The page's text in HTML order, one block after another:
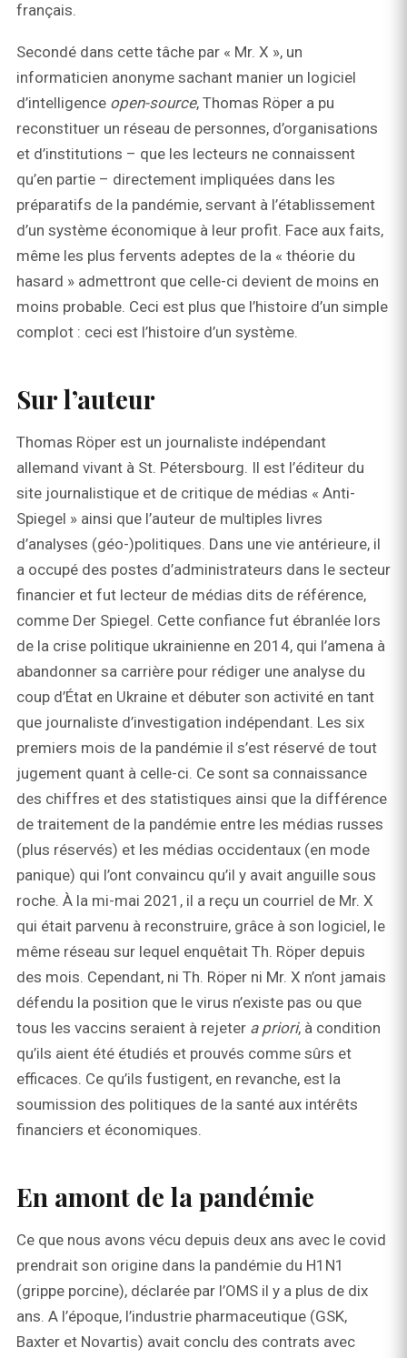
français.
Secondé dans cette tâche par « Mr. X », un
informaticien anonyme sachant manier un logiciel
d’intelligence open-source, Thomas Röper a pu
reconstituer un réseau de personnes, d’organisations
et d’institutions – que les lecteurs ne connaissent
qu’en partie – directement impliquées dans les
préparatifs de la pandémie, servant à l’établissement
d’un système économique à leur profit. Face aux faits,
même les plus fervents adeptes de la « théorie du
hasard » admettront que celle-ci devient de moins en
moins probable. Ceci est plus que l’histoire d’un simple
complot : ceci est l’histoire d’un système.
Sur l’auteur
Thomas Röper est un journaliste indépendant
allemand vivant à St. Pétersbourg. Il est l’éditeur du
site journalistique et de critique de médias « Anti-
Spiegel » ainsi que l’auteur de multiples livres
d’analyses (géo-)politiques. Dans une vie antérieure, il
a occupé des postes d’administrateurs dans le secteur
financier et fut lecteur de médias dits de référence,
comme Der Spiegel. Cette confiance fut ébranlée lors
de la crise politique ukrainienne en 2014, qui l’amena à
abandonner sa carrière pour rédiger une analyse du
coup d’État en Ukraine et débuter son activité en tant
que journaliste d’investigation indépendant. Les six
premiers mois de la pandémie il s’est réservé de tout
jugement quant à celle-ci. Ce sont sa connaissance
des chiffres et des statistiques ainsi que la différence
de traitement de la pandémie entre les médias russes
(plus réservés) et les médias occidentaux (en mode
panique) qui l’ont convaincu qu’il y avait anguille sous
roche. À la mi-mai 2021, il a reçu un courriel de Mr. X
qui était parvenu à reconstruire, grâce à son logiciel, le
même réseau sur lequel enquêtait Th. Röper depuis
des mois. Cependant, ni Th. Röper ni Mr. X n’ont jamais
défendu la position que le virus n’existe pas ou que
tous les vaccins seraient à rejeter a priori, à condition
qu’ils aient été étudiés et prouvés comme sûrs et
efficaces. Ce qu’ils fustigent, en revanche, est la
soumission des politiques de la santé aux intérêts
financiers et économiques.
En amont de la pandémie
Ce que nous avons vécu depuis deux ans avec le covid
prendrait son origine dans la pandémie du H1N1
(grippe porcine), déclarée par l’OMS il y a plus de dix
ans. A l’époque, l’industrie pharmaceutique (GSK,
Baxter et Novartis) avait conclu des contrats avec